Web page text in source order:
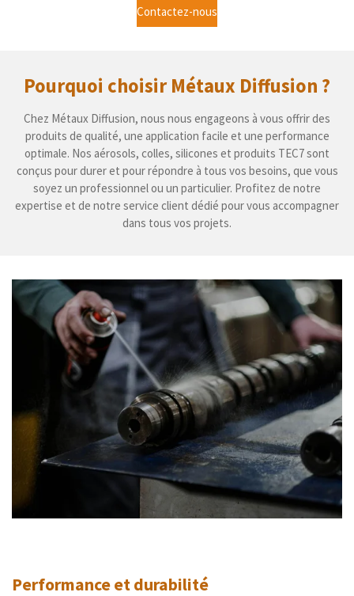
Contactez-nous
Pourquoi choisir Métaux Diffusion ?
Chez Métaux Diffusion, nous nous engageons à vous offrir des
produits de qualité, une application facile et une performance
optimale. Nos aérosols, colles, silicones et produits TEC7 sont
conçus pour durer et pour répondre à tous vos besoins, que vous
soyez un professionnel ou un particulier. Profitez de notre
expertise et de notre service client dédié pour vous accompagner
dans tous vos projets.
Performance et durabilité